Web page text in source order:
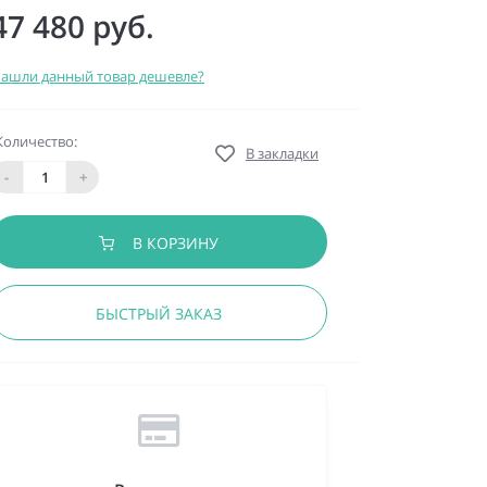
480 руб.
данный товар дешевле?
-
+
В закладки
В КОРЗИНУ
БЫСТРЫЙ ЗАКАЗ